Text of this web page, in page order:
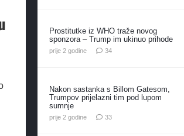
Prostitutke iz WHO traže novog
sponzora – Trump im ukinuo prihode
prije 2 godine 34komentara
Nakon sastanka s Billom Gatesom,
Trumpov prijelazni tim pod lupom
sumnje
prije 2 godine 33komentara